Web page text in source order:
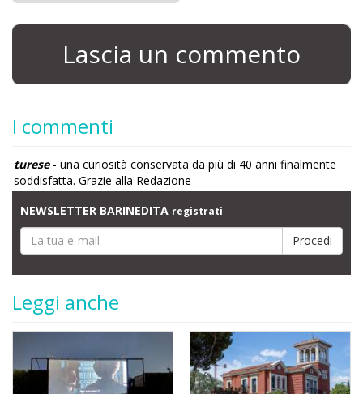
Lascia un commento
I commenti
turese- una curiosità conservata da più di 40 anni finalmente
soddisfatta. Grazie alla Redazione
NEWSLETTER BARINEDITA registrati
Leggi anche